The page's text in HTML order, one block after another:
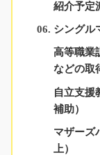
紹介予定
シングル
高等職業
などの取
自立支援
補助）
マザーズ
上）